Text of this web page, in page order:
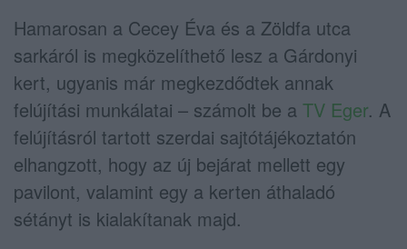
Hamarosan a Cecey Éva és a Zöldfa utca
sarkáról is megközelíthető lesz a Gárdonyi
kert, ugyanis már megkezdődtek annak
felújítási munkálatai – számolt be a TV Eger. A
felújításról tartott szerdai sajtótájékoztatón
elhangzott, hogy az új bejárat mellett egy
pavilont, valamint egy a kerten áthaladó
sétányt is kialakítanak majd.